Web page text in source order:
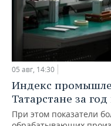
05 авг, 14:30
Индекс
Татарстане за
При этом показатели